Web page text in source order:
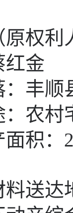
权利
金
：丰顺
农村
积：
达